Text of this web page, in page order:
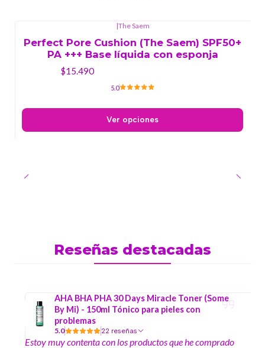
|The Saem
Perfect Pore Cushion (The Saem) SPF50+
PA +++ Base líquida con esponja
$15.490
5.0
Ver opciones
Reseñas destacadas
AHA BHA PHA 30 Days Miracle Toner (Some
By Mi) - 150ml Tónico para pieles con
problemas
5.0 22 reseñas
Estoy muy contenta con los productos que he comprado